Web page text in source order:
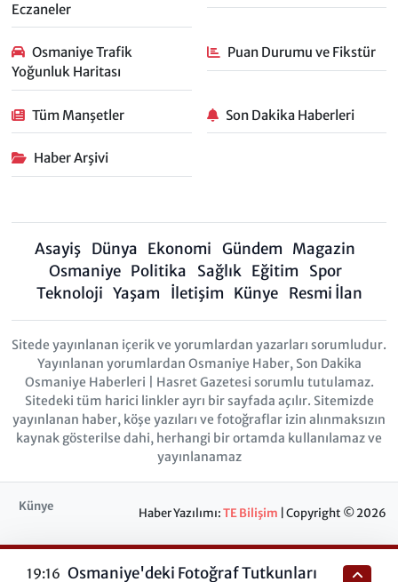
Eczaneler
Osmaniye Trafik
Yoğunluk Haritası
Puan Durumu ve Fikstür
Tüm Manşetler Son Dakika Haberleri
Haber Arşivi
Asayiş Dünya Ekonomi Gündem Magazin
Osmaniye Politika Sağlık Eğitim
Spor
Teknoloji Yaşam İletişim Künye Resmi İlan
Sitede yayınlanan içerik ve yorumlardan yazarları sorumludur.
Yayınlanan yorumlardan Osmaniye Haber, Son Dakika
Osmaniye Haberleri | Hasret Gazetesi sorumlu tutulamaz.
Sitedeki tüm harici linkler ayrı bir sayfada açılır. Sitemizde
yayınlanan haber, köşe yazıları ve fotoğraflar izin alınmaksızın
kaynak gösterilse dahi, herhangi bir ortamda kullanılamaz ve
yayınlanamaz
Künye Haber Yazılımı:TE Bilişim | Copyright © 2026
19:16 Osmaniye'deki Fotoğraf Tutkunları